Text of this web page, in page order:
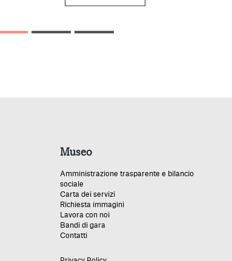
Museo
Amministrazione trasparente e bilancio
sociale
Carta dei servizi
Richiesta immagini
Lavora con noi
Bandi di gara
Contatti